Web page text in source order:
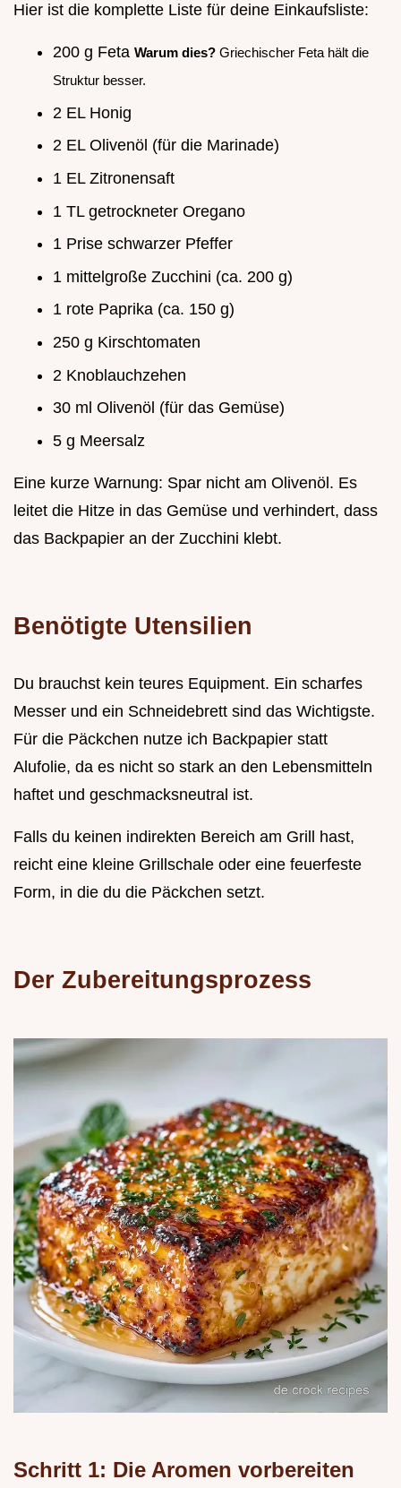
Hier ist die komplette Liste für deine Einkaufsliste:
200 g Feta Warum dies? Griechischer Feta hält die
Struktur besser.
2 EL Honig
2 EL Olivenöl (für die Marinade)
1 EL Zitronensaft
1 TL getrockneter Oregano
1 Prise schwarzer Pfeffer
1 mittelgroße Zucchini (ca. 200 g)
1 rote Paprika (ca. 150 g)
250 g Kirschtomaten
2 Knoblauchzehen
30 ml Olivenöl (für das Gemüse)
5 g Meersalz
Eine kurze Warnung: Spar nicht am Olivenöl. Es
leitet die Hitze in das Gemüse und verhindert, dass
das Backpapier an der Zucchini klebt.
Benötigte Utensilien
Du brauchst kein teures Equipment. Ein scharfes
Messer und ein Schneidebrett sind das Wichtigste.
Für die Päckchen nutze ich Backpapier statt
Alufolie, da es nicht so stark an den Lebensmitteln
haftet und geschmacksneutral ist.
Falls du keinen indirekten Bereich am Grill hast,
reicht eine kleine Grillschale oder eine feuerfeste
Form, in die du die Päckchen setzt.
Der Zubereitungsprozess
Schritt 1: Die Aromen vorbereiten